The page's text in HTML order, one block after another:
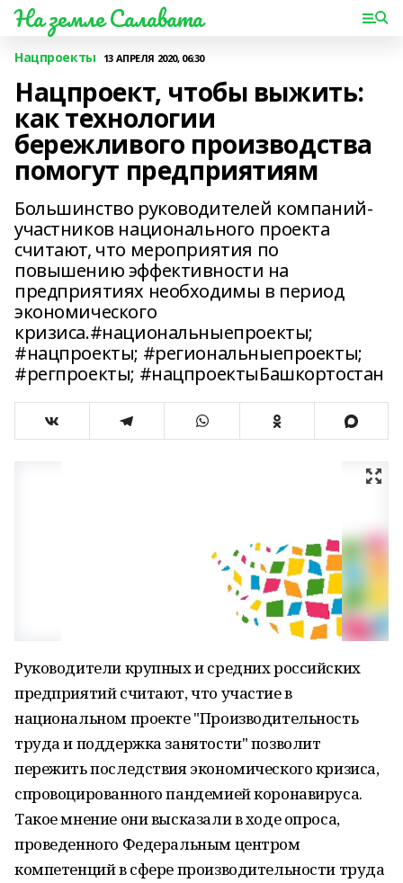
На земле Салавата
Нацпроекты 13 АПРЕЛЯ 2020, 06:30
Нацпроект, чтобы выжить:
как технологии
бережливого производства
помогут предприятиям
Большинство руководителей компаний-
участников национального проекта
считают, что мероприятия по
повышению эффективности на
предприятиях необходимы в период
экономического
кризиса.#национальныепроекты;
#нацпроекты; #региональныепроекты;
#регпроекты; #нацпроектыБашкортостан
Руководители крупных и средних российских
предприятий считают, что участие в
национальном проекте "Производительность
труда и поддержка занятости" позволит
пережить последствия экономического кризиса,
спровоцированного пандемией коронавируса.
Такое мнение они высказали в ходе опроса,
проведенного Федеральным центром
компетенций в сфере производительности труда